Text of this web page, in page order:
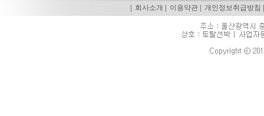
회사소개 이용약관| 개인정보취급방침